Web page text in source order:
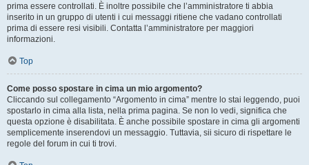
prima essere controllati. È inoltre possibile che l’amministratore ti abbia
inserito in un gruppo di utenti i cui messaggi ritiene che vadano controllati
prima di essere resi visibili. Contatta l’amministratore per maggiori
informazioni.
Top
Come posso spostare in cima un mio argomento?
Cliccando sul collegamento “Argomento in cima” mentre lo stai leggendo, puoi
spostarlo in cima alla lista, nella prima pagina. Se non lo vedi, significa che
questa opzione è disabilitata. È anche possibile spostare in cima gli argomenti
semplicemente inserendovi un messaggio. Tuttavia, sii sicuro di rispettare le
regole del forum in cui ti trovi.